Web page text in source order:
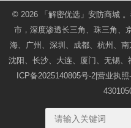
© 2026 「解密优选」安防商城。
市，深度渗透长三角、珠三角、
海、广州、深圳、成都、杭州、
沈阳、长沙、大连、厦门、无锡
ICP备2025140805号-2 |营业执照-